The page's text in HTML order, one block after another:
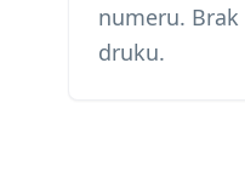
numeru. Brak
druku.